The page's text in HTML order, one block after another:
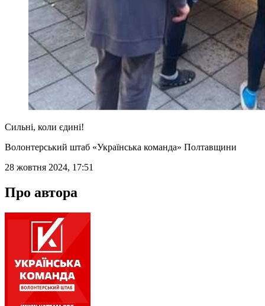
Сильні, коли єдині!
Волонтерський штаб «Українська команда» Полтавщини
28 жовтня 2024, 17:51
Про автора